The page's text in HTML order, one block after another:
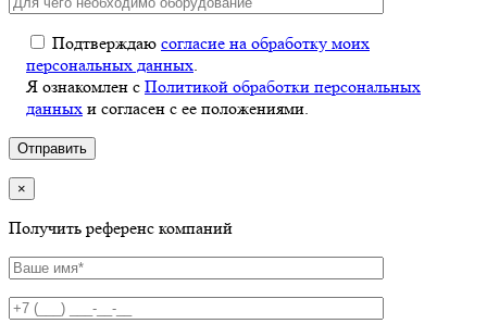
Подтверждаю согласие на обработку моих
персональных данных
Я ознакомлен с Политикой обработки персональных
данных и согласен с ее положениями.
×
Получить референс компаний